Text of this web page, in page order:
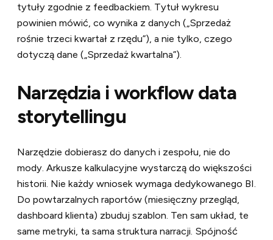
tytuły zgodnie z feedbackiem. Tytuł wykresu
powinien mówić, co wynika z danych („Sprzedaż
rośnie trzeci kwartał z rzędu”), a nie tylko, czego
dotyczą dane („Sprzedaż kwartalna”).
Narzędzia i workflow data
storytellingu
Narzędzie dobierasz do danych i zespołu, nie do
mody. Arkusze kalkulacyjne wystarczą do większości
historii. Nie każdy wniosek wymaga dedykowanego BI.
Do powtarzalnych raportów (miesięczny przegląd,
dashboard klienta) zbuduj szablon. Ten sam układ, te
same metryki, ta sama struktura narracji. Spójność